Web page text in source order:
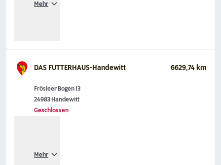
Mehr
DAS FUTTERHAUS-Handewitt 6629,74 km
Frösleer Bogen 13
24983 Handewitt
Geschlossen
Mehr